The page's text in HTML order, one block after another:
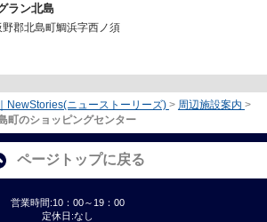
ラン北島
野郡北島町鯛浜字西ノ須
NewStories(ニューストーリーズ) > 周辺施設案内 >
町のショッピングセンター
ページトップに戻る
営業時間:10：00～19：00
定休日:なし